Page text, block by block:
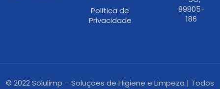
Politica de
Privacidade
89805-
186
© 2022 Solulimp – Soluções de Higiene e Limpeza | Todos